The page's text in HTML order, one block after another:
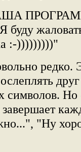
:-)))))))))"
символов. Но
завершает
"Ну